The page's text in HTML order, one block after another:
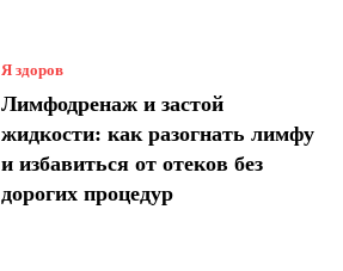
Я здоров
Лимфодренаж и застой
жидкости: как разогнать лимфу
и избавиться от отеков без
дорогих процедур